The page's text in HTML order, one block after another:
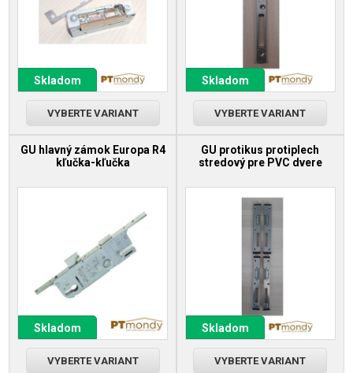
Skladom
VYBERTE VARIANT
Skladom
VYBERTE VARIANT
GU hlavný zámok Europa R4
kľučka-kľučka
Skladom
VYBERTE VARIANT
GU protikus protiplech
stredový pre PVC dvere
Skladom
VYBERTE VARIANT